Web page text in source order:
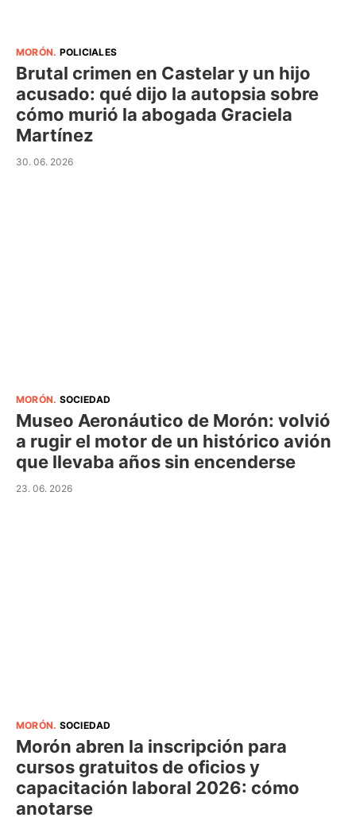
MORÓN. POLICIALES
Brutal crimen en Castelar y un hijo
acusado: qué dijo la autopsia sobre
cómo murió la abogada Graciela
Martínez
30. 06. 2026
MORÓN. SOCIEDAD
Museo Aeronáutico de Morón: volvió
a rugir el motor de un histórico avión
que llevaba años sin encenderse
23. 06. 2026
MORÓN. SOCIEDAD
Morón abren la inscripción para
cursos gratuitos de oficios y
capacitación laboral 2026: cómo
anotarse